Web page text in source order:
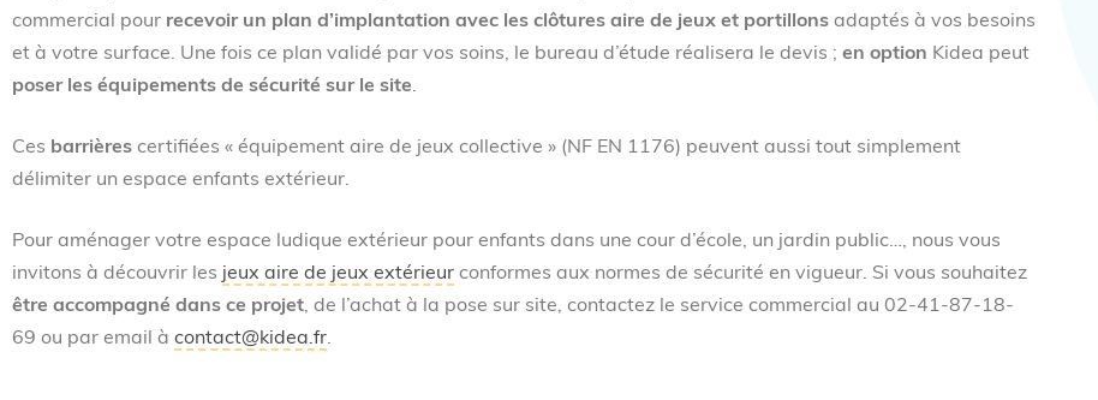
commercial pour recevoir un plan d’implantation avec les clôtures aire de jeux et portillons adaptés à vos besoins
et à votre surface. Une fois ce plan validé par vos soins, le bureau d’étude réalisera le devis ; en option Kidea peut
poser les équipements de sécurité sur le site.
Ces barrières certifiées « équipement aire de jeux collective » (NF EN 1176) peuvent aussi tout simplement
délimiter un espace enfants extérieur.
Pour aménager votre espace ludique extérieur pour enfants dans une cour d’école, un jardin public…, nous vous
invitons à découvrir les jeux aire de jeux extérieur conformes aux normes de sécurité en vigueur. Si vous souhaitez
être accompagné dans ce projet, de l’achat à la pose sur site, contactez le service commercial au 02-41-87-18-
69 ou par email à contact@kidea.fr.